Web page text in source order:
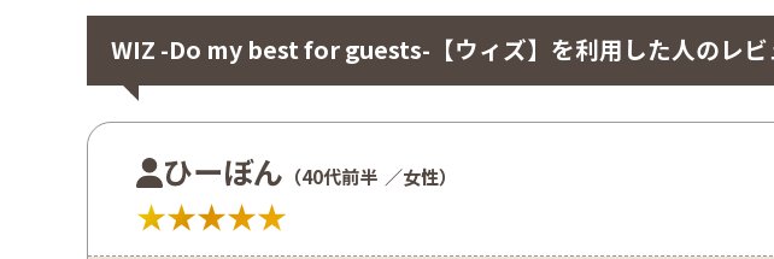
WIZ -Do my best for guests-【ウィズ】を利用した人のレ
ひーぼん （40代前半 ／女性）
★★★★★